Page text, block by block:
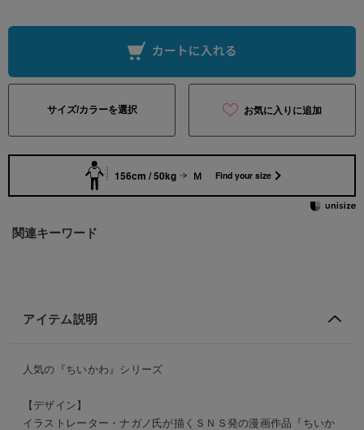
サイズ/カラーを選択 お気に入りに追加
156cm / 50kg Ｍ Find your size
関連キーワード
アイテム説明
人気の『ちいかわ』シリーズ
【デザイン】
イラストレーター・ナガノ氏が描くＳＮＳ発の漫画作品『ちいか